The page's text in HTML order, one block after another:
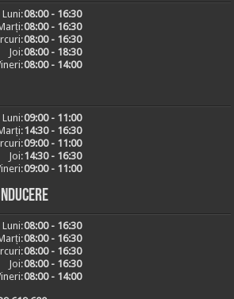
Luni:08:00 - 16:30
08:00 - 16:30
08:00 - 16:30
Joi:08:00 - 18:30
08:00 - 14:00
Luni:09:00 - 11:00
14:30 - 16:30
09:00 - 11:00
Joi:14:30 - 16:30
09:00 - 11:00
Luni:08:00 - 16:30
08:00 - 16:30
08:00 - 16:30
Joi:08:00 - 16:30
08:00 - 14:00